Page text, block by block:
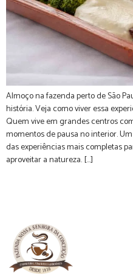
Almoço na fazenda perto de São
história. Veja como viver essa
Quem vive em grandes centros
momentos de pausa no interior.
das experiências mais completas
aproveitar a natureza. […]